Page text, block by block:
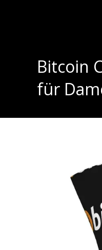
Bitcoin
für